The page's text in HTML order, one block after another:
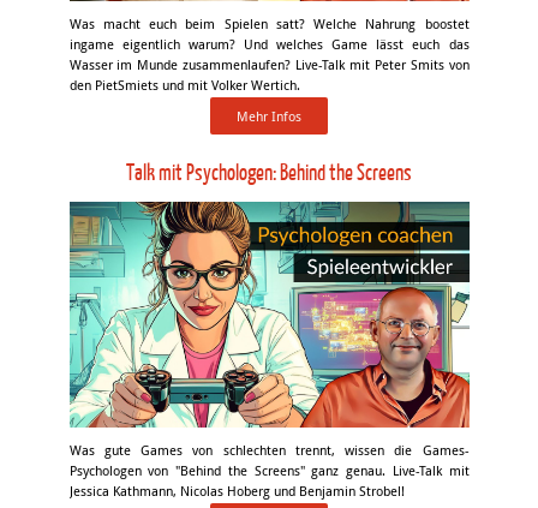
Was macht euch beim Spielen satt? Welche Nahrung boostet
ingame eigentlich warum? Und welches Game lässt euch das
Wasser im Munde zusammenlaufen? Live-Talk mit Peter Smits von
den PietSmiets und mit Volker Wertich.
Mehr Infos
Talk mit Psychologen: Behind the Screens
Was gute Games von schlechten trennt, wissen die Games-
Psychologen von "Behind the Screens" ganz genau. Live-Talk mit
Jessica Kathmann, Nicolas Hoberg und Benjamin Strobel!